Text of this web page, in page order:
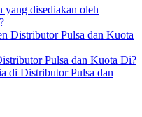
yang disediakan oleh
Distributor Pulsa dan Kuota
Pulsa dan Kuota Di?
di Distributor Pulsa dan